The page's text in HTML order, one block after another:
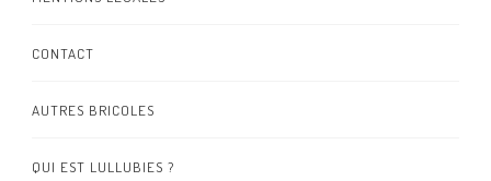
CONTACT
AUTRES BRICOLES
QUI EST LULLUBIES ?